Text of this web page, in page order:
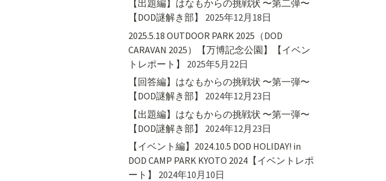
【出題編】はなもからの挑戦状 〜第二弾〜
【DOD謎解き部】
2025年12月18日
2025.5.18 OUTDOOR PARK 2025（DOD
CARAVAN 2025）【万博記念公園】【イベン
トレポート】
2025年5月22日
【回答編】はなもからの挑戦状 〜第一弾〜
【DOD謎解き部】
2024年12月23日
【出題編】はなもからの挑戦状 〜第一弾〜
【DOD謎解き部】
2024年12月23日
【イベント編】2024.10.5 DOD HOLIDAY! in
DOD CAMP PARK KYOTO 2024【イベントレポ
ート】
2024年10月10日